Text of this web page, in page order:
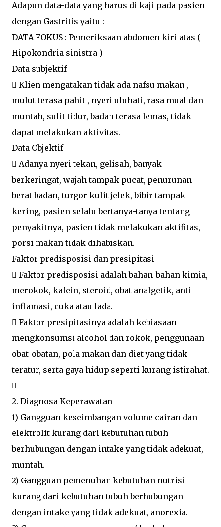
Adapun data-data yang harus di kaji pada pasien
dengan Gastritis yaitu :
DATA FOKUS : Pemeriksaan abdomen kiri atas (
Hipokondria sinistra )
Data subjektif
 Klien mengatakan tidak ada nafsu makan ,
mulut terasa pahit , nyeri uluhati, rasa mual dan
muntah, sulit tidur, badan terasa lemas, tidak
dapat melakukan aktivitas.
Data Objektif
 Adanya nyeri tekan, gelisah, banyak
berkeringat, wajah tampak pucat, penurunan
berat badan, turgor kulit jelek, bibir tampak
kering, pasien selalu bertanya-tanya tentang
penyakitnya, pasien tidak melakukan aktifitas,
porsi makan tidak dihabiskan.
Faktor predisposisi dan presipitasi
 Faktor predisposisi adalah bahan-bahan kimia,
merokok, kafein, steroid, obat analgetik, anti
inflamasi, cuka atau lada.
 Faktor presipitasinya adalah kebiasaan
mengkonsumsi alcohol dan rokok, penggunaan
obat-obatan, pola makan dan diet yang tidak
teratur, serta gaya hidup seperti kurang istirahat.

2. Diagnosa Keperawatan
1) Gangguan keseimbangan volume cairan dan
elektrolit kurang dari kebutuhan tubuh
berhubungan dengan intake yang tidak adekuat,
muntah.
2) Gangguan pemenuhan kebutuhan nutrisi
kurang dari kebutuhan tubuh berhubungan
dengan intake yang tidak adekuat, anorexia.